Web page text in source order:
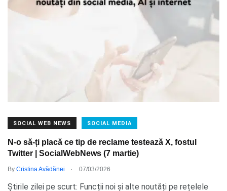
SOCIAL WEB NEWS SOCIAL MEDIA
N-o să-ți placă ce tip de reclame testează X, fostul
Twitter | SocialWebNews (7 martie)
By Cristina Avădănei . 07/03/2026
Știrile zilei pe scurt: Funcții noi și alte noutăți pe rețelele